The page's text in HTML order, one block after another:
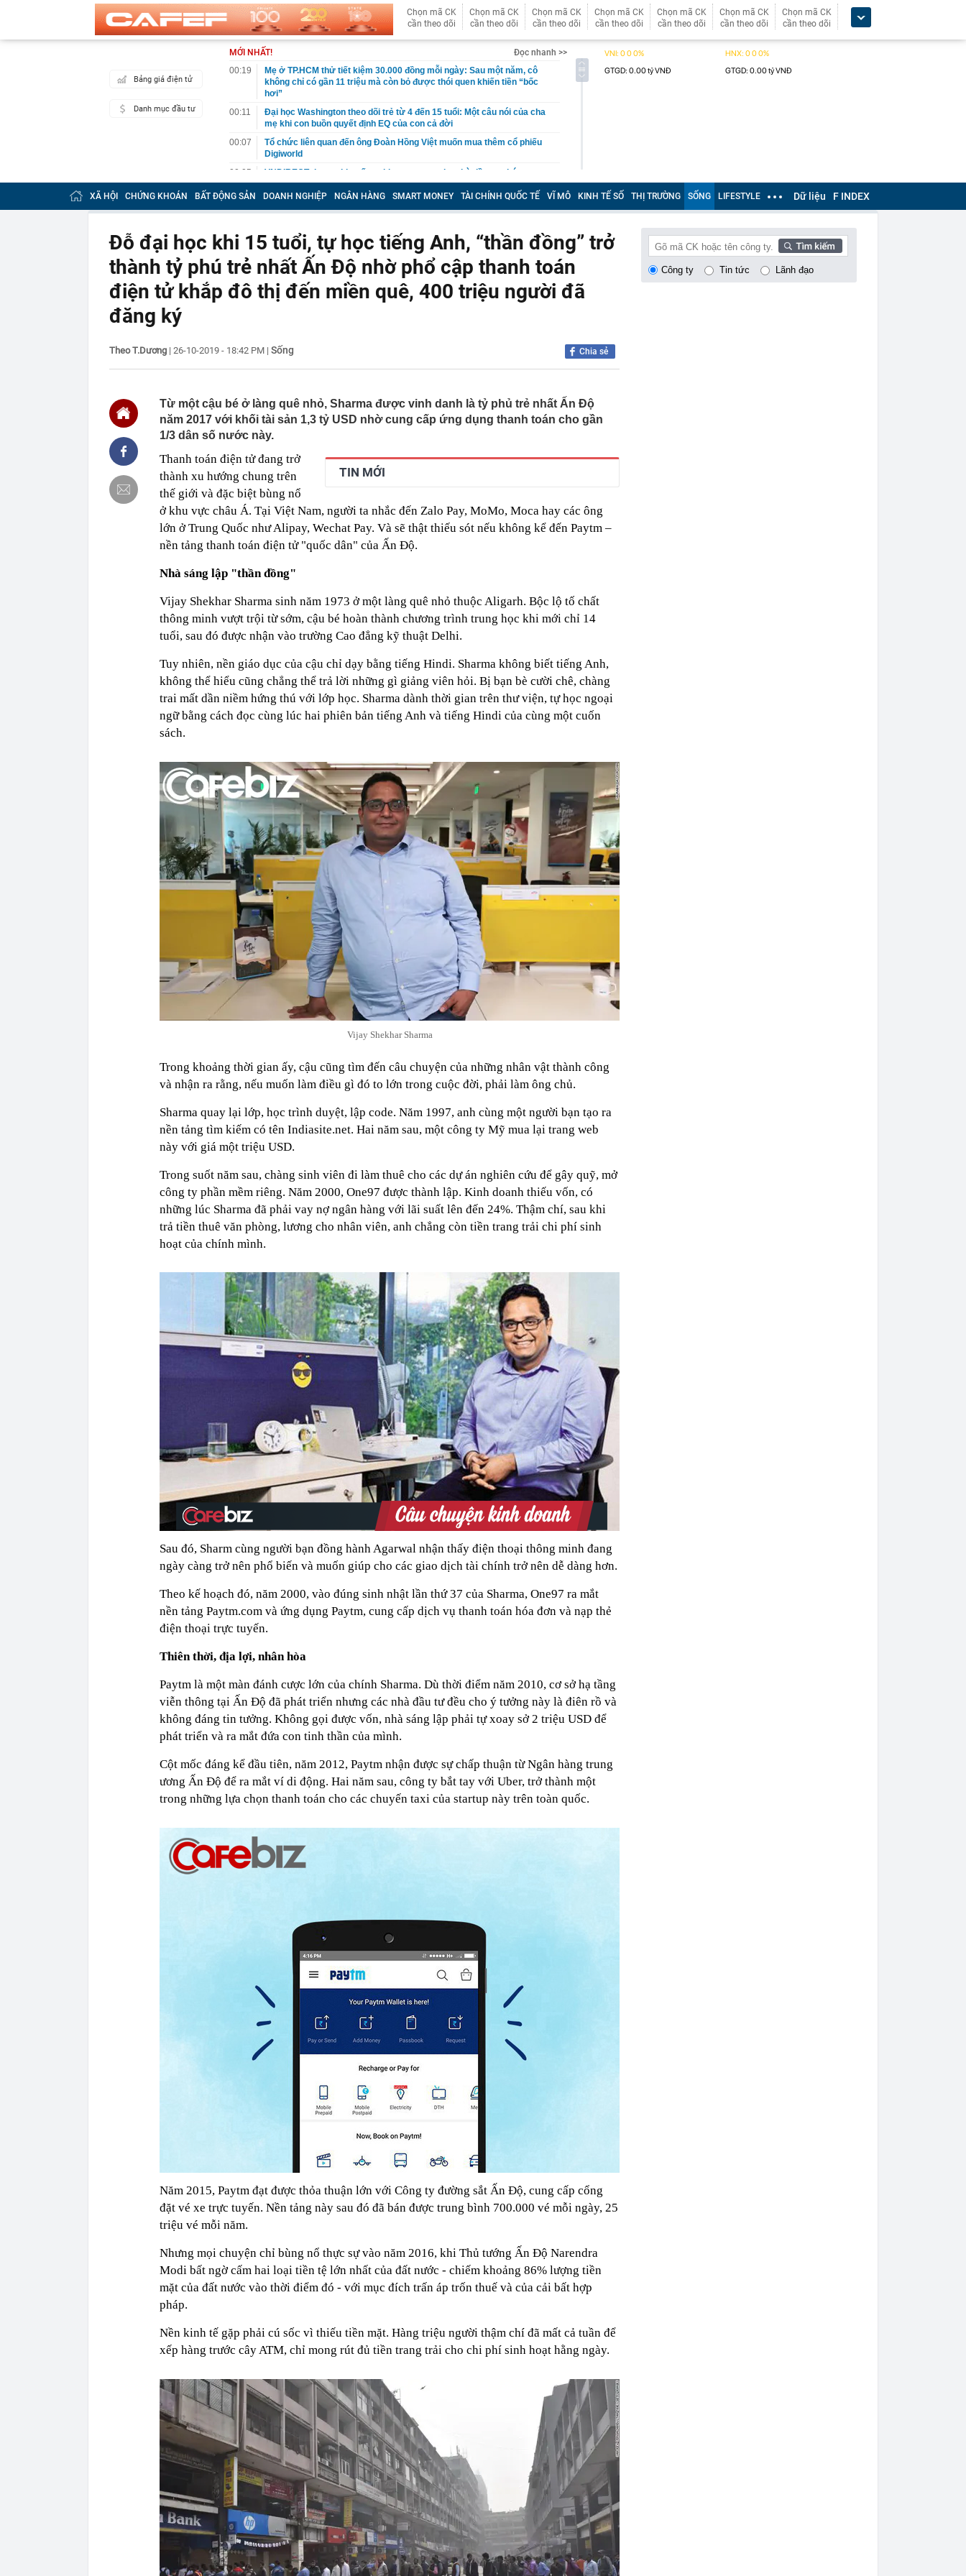
Chọn mã CK
cần theo dõi
Chọn mã CK
cần theo dõi
Chọn mã CK
cần theo dõi
Chọn mã CK
cần theo dõi
Chọn mã CK
cần theo dõi
Chọn mã CK
cần theo dõi
Chọn mã CK
cần theo dõi
Bảng giá điện tử
Danh mục đầu tư
MỚI NHẤT!
Đọc nhanh >>
00:19
Mẹ ở TP.HCM thử tiết kiệm 30.000 đồng mỗi ngày: Sau một năm, cô
không chỉ có gần 11 triệu mà còn bỏ được thói quen khiến tiền “bốc
hơi”
00:11
Đại học Washington theo dõi trẻ từ 4 đến 15 tuổi: Một câu nói của cha
mẹ khi con buồn quyết định EQ của con cả đời
00:07
Tổ chức liên quan đến ông Đoàn Hồng Việt muốn mua thêm cổ phiếu
Digiworld
00:05
VNDIRECT đưa ra khuyến nghị quan trọng cho nhà đầu tư chứng
khoán
Doanh nghiệp Việt Nam có doanh thu lớn hơn Vingroup, Petrolimex,
đăng ký vào nhóm 500 doanh nghiệp lớn nhất thế giới
00:03
Lịch chốt quyền cổ tức tuần 10-14/8: Một ngân hàng lớn "lăn chốt", cổ
tức tiền mặt cao nhất 100%
00:02
"Sự thật" về đại gia tâm linh Xuân Trường
00:01
Chuyên gia chỉ ra một tín hiệu quan trọng cho thấy VN-Index sắp bước
vào nhịp sóng mới
500 triệu m3 ngoài khơi Việt Nam
ngay cả khi hành khách không có mặt
23:25
4 vật vào nhà báo hiệu phong thủy rất tốt
23:18
Hoa hậu đẹp nhất nhì Việt Nam và vợ hơn 4 tuổi của Bình Minh "dính
nhau như sam" từ Việt Nam sang Mỹ
23:10
Chất lỏng đen liên tục trồi lên từ nền nhà, gia chủ gọi người kiểm tra rồi
cả khu phố phải sơ tán
23:01
Nam diễn viên 700 tỷ giờ bán cà phê ở phường Hoà Hưng (TP.HCM),
vừa mở quán liền "vỡ trận"
22:59
Bật điều hòa ngủ, người phụ nữ sốt cao liên tục, phổi tổn thương hơn
một nửa: Bác sĩ cảnh báo mối nguy ít ai ngờ ngay trong nhà
Danh tính tên trộm bánh xe ô tô ở khu đô thị Hà Nội
22:42
Cảnh báo các ứng dụng Android có thể âm thầm theo dõi vị trí người
dùng
XÃ HỘI CHỨNG KHOÁN BẤT ĐỘNG SẢN DOANH NGHIỆP NGÂN HÀNG SMART MONEY TÀI CHÍNH QUỐC TẾ VĨ MÔ KINH TẾ SỐ THỊ TRƯỜNG SỐNG LIFESTYLE Dữ liệu F INDEX
Đỗ đại học khi 15 tuổi, tự học tiếng Anh, “thần đồng” trở
thành tỷ phú trẻ nhất Ấn Độ nhờ phổ cập thanh toán
điện tử khắp đô thị đến miền quê, 400 triệu người đã
đăng ký
Theo T.Dương | 26-10-2019 - 18:42 PM | Sống Chia sẻ
Từ một cậu bé ở làng quê nhỏ, Sharma được vinh danh là tỷ phủ trẻ nhất Ấn Độ
năm 2017 với khối tài sản 1,3 tỷ USD nhờ cung cấp ứng dụng thanh toán cho gần
1/3 dân số nước này.
TIN MỚI
Thanh toán điện tử đang trở
thành xu hướng chung trên
thế giới và đặc biệt bùng nổ
ở khu vực châu Á. Tại Việt Nam, người ta nhắc đến Zalo Pay, MoMo, Moca hay các ông
lớn ở Trung Quốc như Alipay, Wechat Pay. Và sẽ thật thiếu sót nếu không kể đến Paytm –
nền tảng thanh toán điện tử "quốc dân" của Ấn Độ.
Nhà sáng lập "thần đồng"
Vijay Shekhar Sharma sinh năm 1973 ở một làng quê nhỏ thuộc Aligarh. Bộc lộ tố chất
thông minh vượt trội từ sớm, cậu bé hoàn thành chương trình trung học khi mới chỉ 14
tuổi, sau đó được nhận vào trường Cao đẳng kỹ thuật Delhi.
Tuy nhiên, nền giáo dục của cậu chỉ dạy bằng tiếng Hindi. Sharma không biết tiếng Anh,
không thể hiểu cũng chẳng thể trả lời những gì giảng viên hỏi. Bị bạn bè cười chê, chàng
trai mất dần niềm hứng thú với lớp học. Sharma dành thời gian trên thư viện, tự học ngoại
ngữ bằng cách đọc cùng lúc hai phiên bản tiếng Anh và tiếng Hindi của cùng một cuốn
sách.
Vijay Shekhar Sharma
Trong khoảng thời gian ấy, cậu cũng tìm đến câu chuyện của những nhân vật thành công
và nhận ra rằng, nếu muốn làm điều gì đó to lớn trong cuộc đời, phải làm ông chủ.
Sharma quay lại lớp, học trình duyệt, lập code. Năm 1997, anh cùng một người bạn tạo ra
nền tảng tìm kiếm có tên Indiasite.net. Hai năm sau, một công ty Mỹ mua lại trang web
này với giá một triệu USD.
Trong suốt năm sau, chàng sinh viên đi làm thuê cho các dự án nghiên cứu để gây quỹ, mở
công ty phần mềm riêng. Năm 2000, One97 được thành lập. Kinh doanh thiếu vốn, có
những lúc Sharma đã phải vay nợ ngân hàng với lãi suất lên đến 24%. Thậm chí, sau khi
trả tiền thuê văn phòng, lương cho nhân viên, anh chẳng còn tiền trang trải chi phí sinh
hoạt của chính mình.
Sau đó, Sharm cùng người bạn đồng hành Agarwal nhận thấy điện thoại thông minh đang
ngày càng trở nên phổ biến và muốn giúp cho các giao dịch tài chính trở nên dễ dàng hơn.
Theo kế hoạch đó, năm 2000, vào đúng sinh nhật lần thứ 37 của Sharma, One97 ra mắt
nền tảng Paytm.com và ứng dụng Paytm, cung cấp dịch vụ thanh toán hóa đơn và nạp thẻ
điện thoại trực tuyến.
Thiên thời, địa lợi, nhân hòa
Paytm là một màn đánh cược lớn của chính Sharma. Dù thời điểm năm 2010, cơ sở hạ tầng
viễn thông tại Ấn Độ đã phát triển nhưng các nhà đầu tư đều cho ý tưởng này là điên rồ và
không đáng tin tưởng. Không gọi được vốn, nhà sáng lập phải tự xoay sở 2 triệu USD để
phát triển và ra mắt đứa con tinh thần của mình.
Cột mốc đáng kể đầu tiên, năm 2012, Paytm nhận được sự chấp thuận từ Ngân hàng trung
ương Ấn Độ để ra mắt ví di động. Hai năm sau, công ty bắt tay với Uber, trở thành một
trong những lựa chọn thanh toán cho các chuyến taxi của startup này trên toàn quốc.
Năm 2015, Paytm đạt được thỏa thuận lớn với Công ty đường sắt Ấn Độ, cung cấp cổng
đặt vé xe trực tuyến. Nền tảng này sau đó đã bán được trung bình 700.000 vé mỗi ngày, 25
triệu vé mỗi năm.
Nhưng mọi chuyện chỉ bùng nổ thực sự vào năm 2016, khi Thủ tướng Ấn Độ Narendra
Modi bất ngờ cấm hai loại tiền tệ lớn nhất của đất nước - chiếm khoảng 86% lượng tiền
mặt của đất nước vào thời điểm đó - với mục đích trấn áp trốn thuế và của cải bất hợp
pháp.
Nền kinh tế gặp phải cú sốc vì thiếu tiền mặt. Hàng triệu người thậm chí đã mất cả tuần để
xếp hàng trước cây ATM, chỉ mong rút đủ tiền trang trải cho chi phí sinh hoạt hằng ngày.
Công ty Tin tức Lãnh đạo